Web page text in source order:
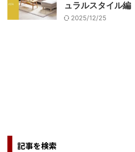
ュラルスタイル編
2025/12/25
記事を検索